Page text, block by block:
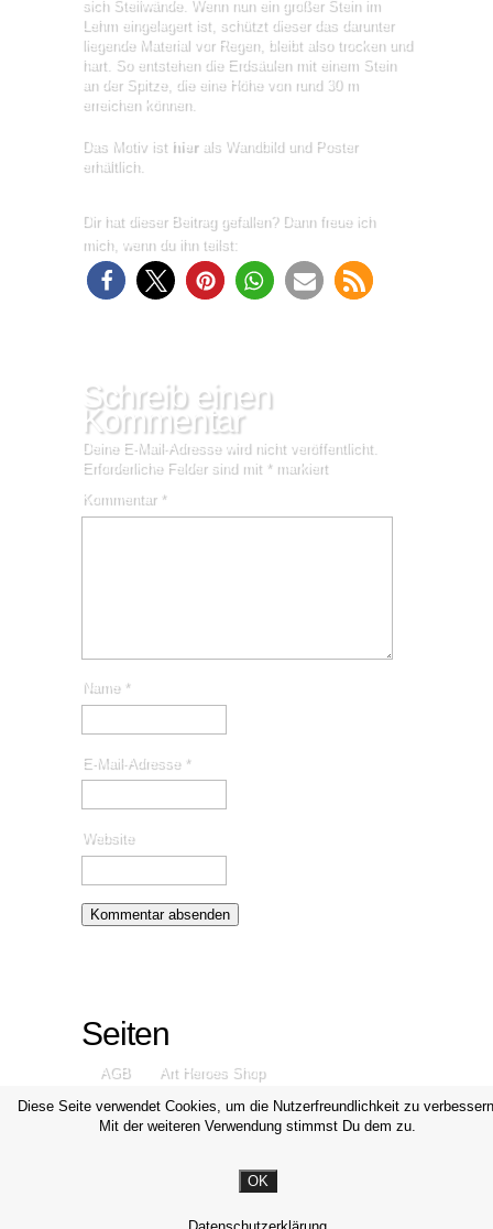
sich Steilwände. Wenn nun ein großer Stein im
Lehm eingelagert ist, schützt dieser das darunter
liegende Material vor Regen, bleibt also trocken und
hart. So entstehen die Erdsäulen mit einem Stein
an der Spitze, die eine Höhe von rund 30 m
erreichen können.
Das Motiv ist hierals Wandbild und Poster
erhältlich.
Dir hat dieser Beitrag gefallen? Dann freue ich
mich, wenn du ihn teilst:
Schreib einen
Kommentar
Deine E-Mail-Adresse wird nicht veröffentlicht.
Erforderliche Felder sind mit *markiert
Kommentar *
Name *
E-Mail-Adresse *
Website
Seiten
AGB
Art Heroes Shop
Datenschutzerklärung
Disclaimer
Impressum
Kontakt
Diese Seite verwendet Cookies, um die Nutzerfreundlichkeit zu
Mit der weiteren Verwendung stimmst Du dem zu.
OK